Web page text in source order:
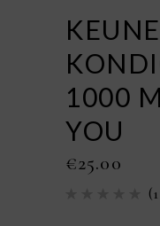
KEUNE
1000
YOU
€25.00
1
(1